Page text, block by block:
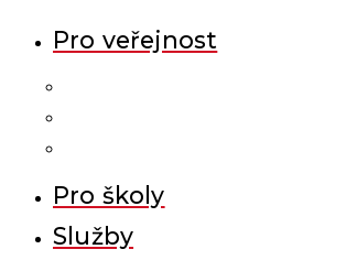
Pro veřejnost
Pro školy
Služby